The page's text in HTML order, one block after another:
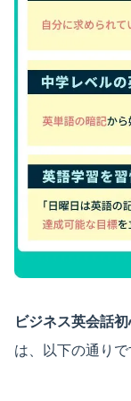
ビジネス英会話
は、以下の通りで